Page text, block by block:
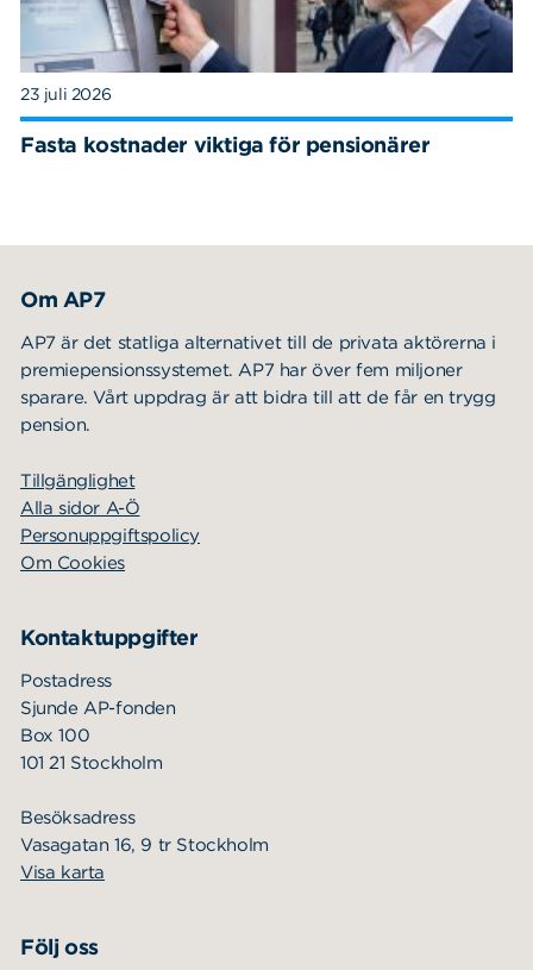
23 juli 2026
Fasta kostnader viktiga för pensionärer
Om AP7
AP7 är det statliga alternativet till de privata aktörerna i
premiepensionssystemet. AP7 har över fem miljoner
sparare. Vårt uppdrag är att bidra till att de får en trygg
pension.
Tillgänglighet
Alla sidor A-Ö
Personuppgiftspolicy
Om Cookies
Kontaktuppgifter
Postadress
Sjunde AP-fonden
Box 100
101 21 Stockholm
Besöksadress
Vasagatan 16, 9 tr Stockholm
Visa karta
Följ oss